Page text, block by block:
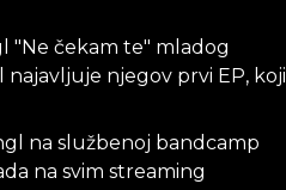
"Ne čekam te" mladog
njegov prvi EP, koji
na službenoj bandcamp
na svim streaming